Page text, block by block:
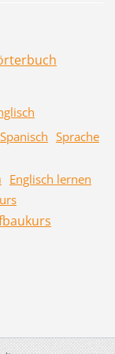
Spanisch Sprache
Englisch lernen